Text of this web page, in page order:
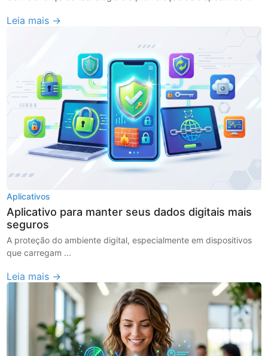
Leia mais →
Aplicativos
Aplicativo para manter seus dados digitais mais
seguros
A proteção do ambiente digital, especialmente em dispositivos
que carregam ...
Leia mais →